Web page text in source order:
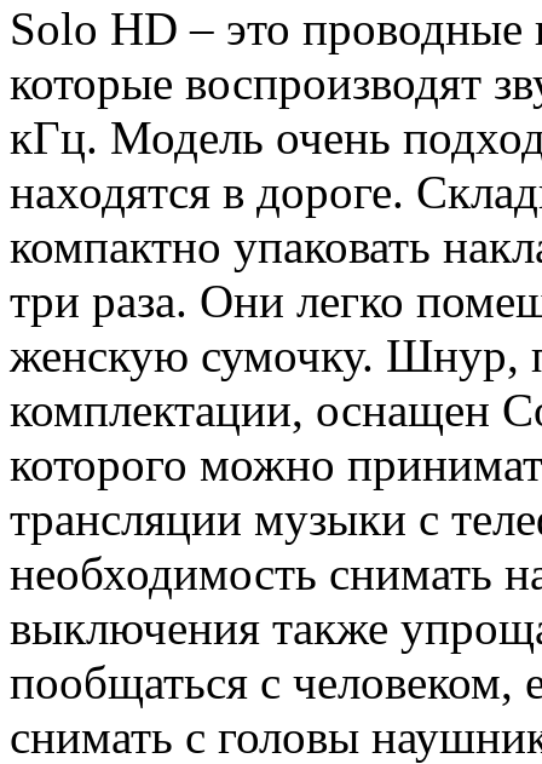
Solo HD ‒ это проводные
которые воспроизводят
кГц. Модель очень
находятся в дороге.
компактно упаковать
три раза. Они легко
женскую сумочку. Шнур,
комплектации, оснащен
которого можно
трансляции музыки с
необходимость снимать
выключения также
пообщаться с человеком,
снимать с головы